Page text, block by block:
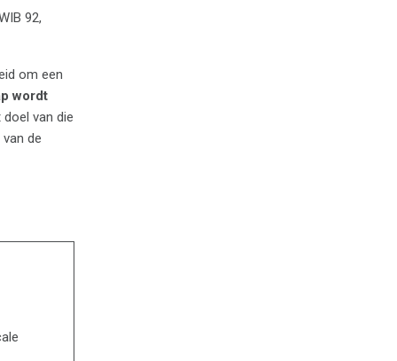
92,
om een
wordt
van die
de